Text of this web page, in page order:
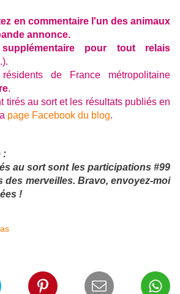
en commentaire l'un des animaux
annonce.
pour tout relais
de France métropolitaine
.
tirés au sort et les résultats publiés en
page Facebook du blog.
:
au sort sont les participations #99
des merveilles. Bravo, envoyez-moi
!